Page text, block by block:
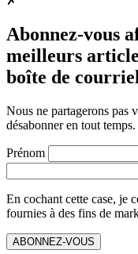
Abonnez-vous
meilleurs
boîte de
Nous ne partagerons pas
désabonner en tout temps.
Prénom
En cochant cette case, je
fournies à des fins de
ABONNEZ-VOUS